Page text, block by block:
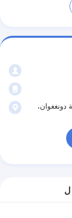
دونغغوان،
ل